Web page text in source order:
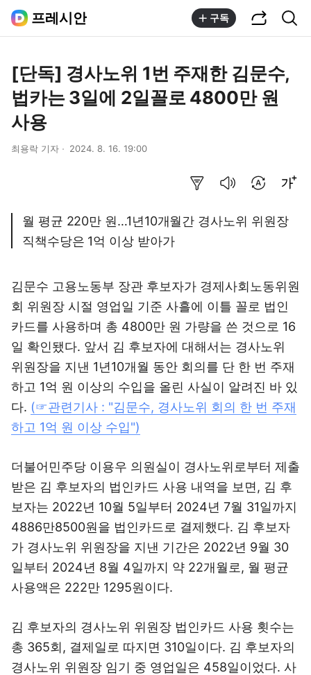
프레시안 구독
[단독] 경사노위 1번 주재한 김문수,
법카는 3일에 2일꼴로 4800만 원
사용
최용락 기자 2024. 8. 16. 19:00
월 평균 220만 원…1년10개월간 경사노위 위원장
직책수당은 1억 이상 받아가
김문수 고용노동부 장관 후보자가 경제사회노동위원
회 위원장 시절 영업일 기준 사흘에 이틀 꼴로 법인
카드를 사용하며 총 4800만 원 가량을 쓴 것으로 16
일 확인됐다. 앞서 김 후보자에 대해서는 경사노위
위원장을 지낸 1년10개월 동안 회의를 단 한 번 주재
하고 1억 원 이상의 수입을 올린 사실이 알려진 바 있
다. (☞관련기사 : "김문수, 경사노위 회의 한 번 주재
하고 1억 원 이상 수입")
더불어민주당 이용우 의원실이 경사노위로부터 제출
받은 김 후보자의 법인카드 사용 내역을 보면, 김 후
보자는 2022년 10월 5일부터 2024년 7월 31일까지
4886만8500원을 법인카드로 결제했다. 김 후보자
가 경사노위 위원장을 지낸 기간은 2022년 9월 30
일부터 2024년 8월 4일까지 약 22개월로, 월 평균
사용액은 222만 1295원이다.
김 후보자의 경사노위 위원장 법인카드 사용 횟수는
총 365회, 결제일로 따지면 310일이다. 김 후보자의
경사노위 위원장 임기 중 영업일은 458일이었다. 사